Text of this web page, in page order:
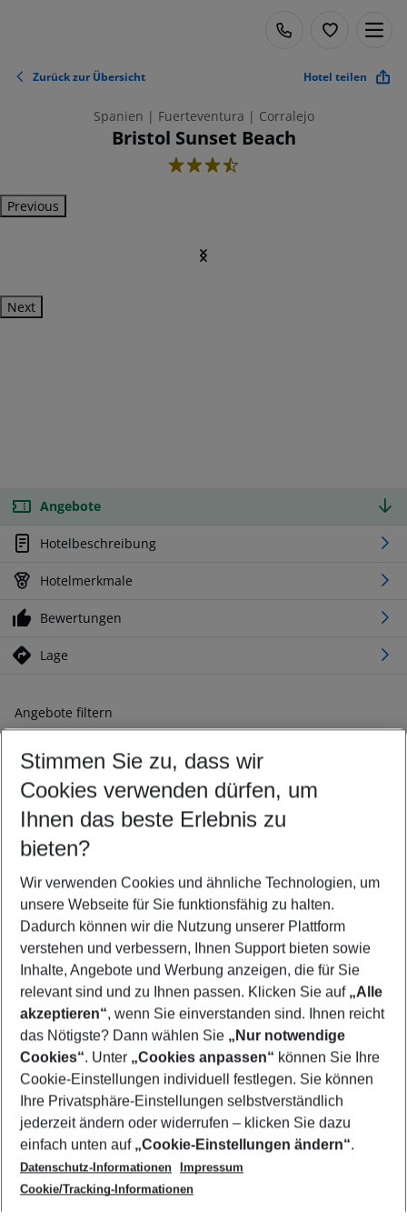
Zurück zur Übersicht Hotel teilen
Spanien | Fuerteventura | Corralejo
Bristol Sunset Beach
3.5
Previous
Next
Angebote
Hotelbeschreibung
Hotelmerkmale
Bewertungen
Lage
Angebote filtern
Ändern Sie Ihre Kriterien nach Ihren Wünschen
Abflughafen wählen
Beliebiger Abflughafen
Reisezeitraum wählen
08.08.26– 06.08.27 5-8 Nächte
2 Erwachsene Keine Kinder
Mehr Filter anzeigen
Footer
Footer navigation
Über uns
AGB
Cookie-Einstellungen ändern
Cookie-Richtlinie
Datenschutz
Service & Hilfe
Barrierefreies Reisen
Check-in
Folgen Sie uns
Stimmen Sie zu, dass wir
Cookies verwenden dürfen, um
Ihnen das beste Erlebnis zu
bieten?
Wir verwenden Cookies und ähnliche Technologien, um
unsere Webseite für Sie funktionsfähig zu halten.
Dadurch können wir die Nutzung unserer Plattform
verstehen und verbessern, Ihnen Support bieten sowie
Inhalte, Angebote und Werbung anzeigen, die für Sie
relevant sind und zu Ihnen passen. Klicken Sie auf „Alle
akzeptieren“, wenn Sie einverstanden sind. Ihnen reicht
das Nötigste? Dann wählen Sie „Nur notwendige
Cookies“. Unter „Cookies anpassen“ können Sie Ihre
Cookie-Einstellungen individuell festlegen. Sie können
Ihre Privatsphäre-Einstellungen selbstverständlich
jederzeit ändern oder widerrufen – klicken Sie dazu
einfach unten auf „Cookie-Einstellungen ändern“.
Datenschutz-Informationen
Impressum
Cookie/Tracking-Informationen